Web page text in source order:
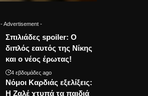
- Advertisement -
Σπιλιάδες spoiler: Ο
διπλός εαυτός της Νίκης
και ο νέος έρωτας!
4 εβδομάδες ago
Νόμοι Καρδιάς εξελίξεις:
Η Ζαλέ χτυπά τα παιδιά